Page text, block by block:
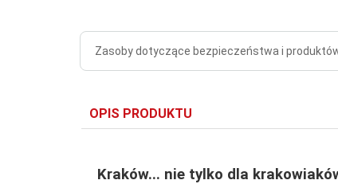
Zasoby dotyczące bezpieczeństwa i
OPIS PRODUKTU
Kraków... nie tylko dla